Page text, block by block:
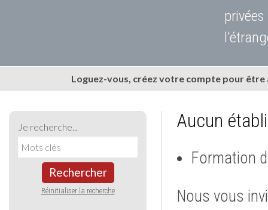
Loguez-vous, créez votre compte pour
Je recherche...
Rechercher
Réinitialiser la recherche
Aucun
Formation
Nous vous